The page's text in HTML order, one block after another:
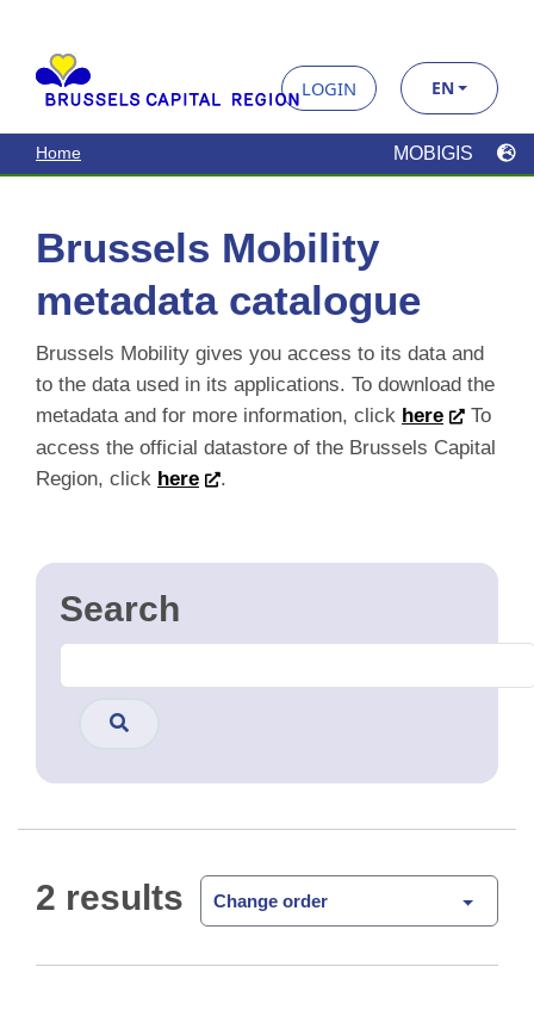
Brussels Mobility
metadata catalogue
Brussels Mobility gives you access to its data and
to the data used in its applications. To download the
metadata and for more information, clickhere
access the official datastore of the Brussels Capital
Region, clickhere .
Search
2 results Change order
Réseau points-noeuds (noeuds)